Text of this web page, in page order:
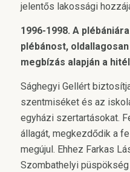
jelentős lakossági
1996-1998. A
plébánost,
megbízás alapján a
Sághegyi Gellért
szentmiséket és az
egyházi szertartásokat.
állagát, megkezdődik a
megújul. Ehhez Farkas
Szombathelyi